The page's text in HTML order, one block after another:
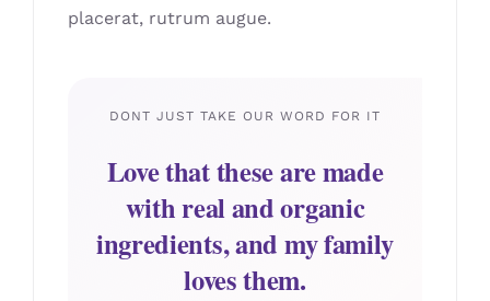
placerat, rutrum augue.
DONT JUST TAKE OUR WORD FOR IT
Love that these are made
with real and organic
ingredients, and my family
loves them.